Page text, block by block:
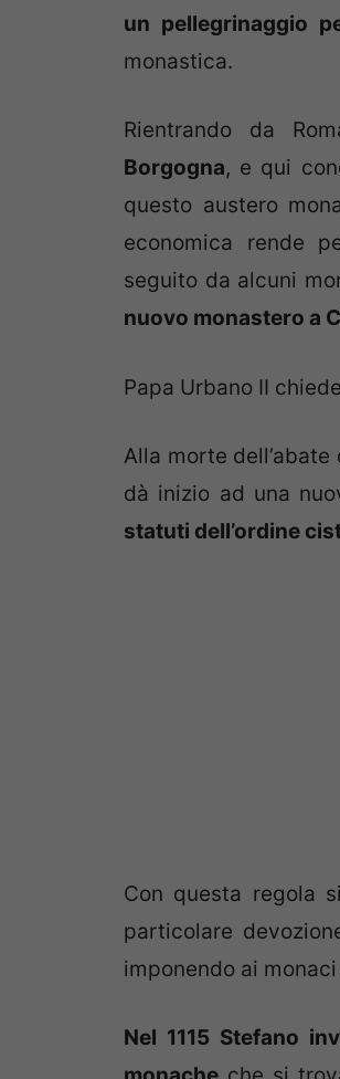
un pellegrinaggio
monastica.
Rientrando da
Borgogna, e qui
questo austero
economica rende
seguito da alcuni
nuovo monastero a
Papa Urbano II
Alla morte
dà inizio ad una
statuti dell’ordine
Con questa regola
particolare
imponendo ai
Nel 1115 Stefano